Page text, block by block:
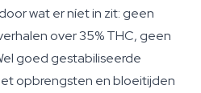
wat er níet in zit: geen
over 35% THC, geen
goed gestabiliseerde
opbrengsten en bloeitijden